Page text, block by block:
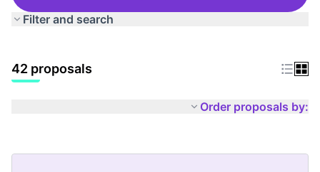
Filter and search
42 proposals
Order proposals by: